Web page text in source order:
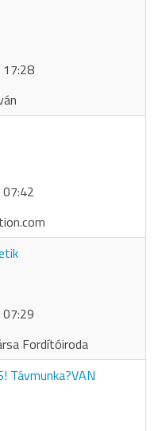
Fordítóiroda
Távmunka?VAN